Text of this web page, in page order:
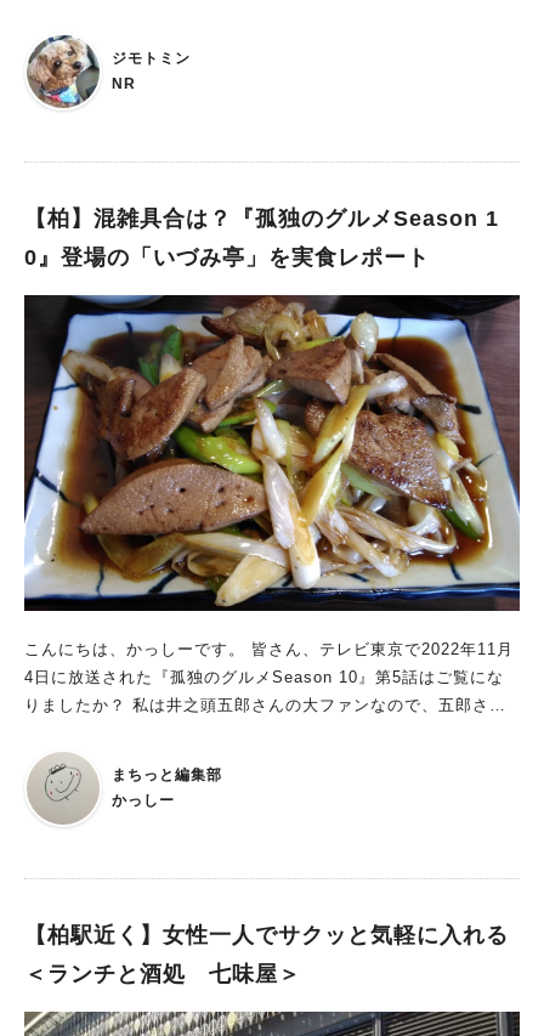
ジモトミン
NR
【柏】混雑具合は？『孤独のグルメSeason 1
0』登場の「いづみ亭」を実食レポート
こんにちは、かっしーです。 皆さん、テレビ東京で2022年11月
4日に放送された『孤独のグルメSeason 10』第5話はご覧にな
りましたか？ 私は井之頭五郎さんの大ファンなので、五郎さん
組で紹介されたのは柏市にある、大衆食堂のいづみ亭です。
まちっと編集部
かっしー
【柏駅近く】女性一人でサクッと気軽に入れる
＜ランチと酒処 七味屋＞